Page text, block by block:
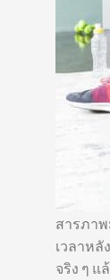
สารภา
เวลาหลั
จริง ๆ แ